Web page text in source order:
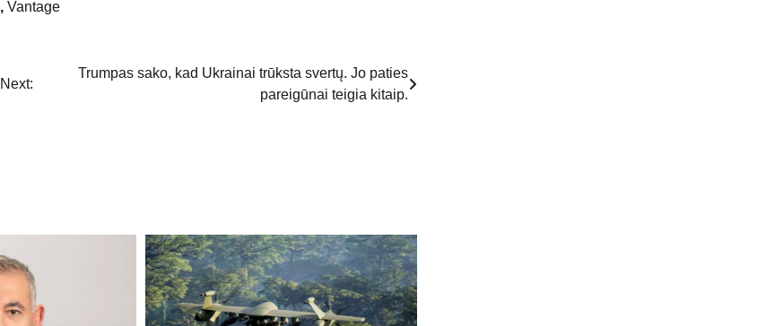
, Vantage
Next:
Trumpas sako, kad Ukrainai trūksta svertų. Jo paties
pareigūnai teigia kitaip.